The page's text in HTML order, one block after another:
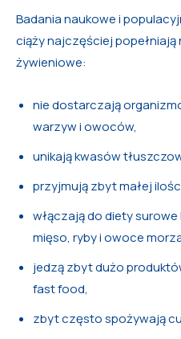
Badania naukowe i
ciąży najczęściej popełniają
żywieniowe:
nie dostarczają
warzyw i owoców,
unikają kwasów
przyjmują zbyt małej
włączają do diety
mięso, ryby i owoce
jedzą zbyt dużo
fast food,
zbyt często spożywają